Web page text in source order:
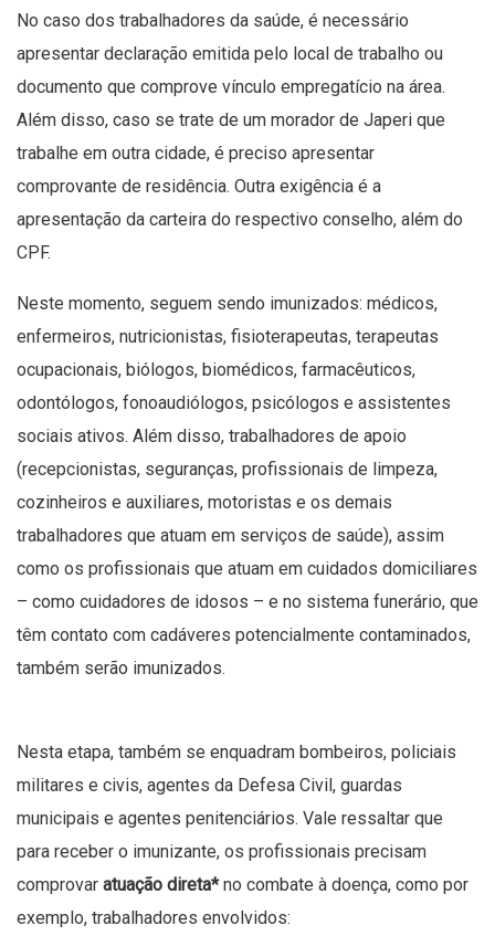
No caso dos trabalhadores da saúde, é necessário
apresentar declaração emitida pelo local de trabalho ou
documento que comprove vínculo empregatício na área.
Além disso, caso se trate de um morador de Japeri que
trabalhe em outra cidade, é preciso apresentar
comprovante de residência. Outra exigência é a
apresentação da carteira do respectivo conselho, além do
CPF.
Neste momento, seguem sendo imunizados: médicos,
enfermeiros, nutricionistas, fisioterapeutas, terapeutas
ocupacionais, biólogos, biomédicos, farmacêuticos,
odontólogos, fonoaudiólogos, psicólogos e assistentes
sociais ativos. Além disso, trabalhadores de apoio
(recepcionistas, seguranças, profissionais de limpeza,
cozinheiros e auxiliares, motoristas e os demais
trabalhadores que atuam em serviços de saúde), assim
como os profissionais que atuam em cuidados domiciliares
– como cuidadores de idosos – e no sistema funerário, que
têm contato com cadáveres potencialmente contaminados,
também serão imunizados.
Nesta etapa, também se enquadram bombeiros, policiais
militares e civis, agentes da Defesa Civil, guardas
municipais e agentes penitenciários. Vale ressaltar que
para receber o imunizante, os profissionais precisam
comprovar atuação direta*no combate à doença, como por
exemplo, trabalhadores envolvidos: